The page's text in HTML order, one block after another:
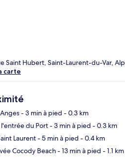
Saint Hubert, Saint-Laurent-du-Var,
carte
- 3 min à pied - 0.3 km
l'entrée du Port- 3 min à pied - 0.3 km
Laurent- 5 min à pied - 0.4 km
Cocody Beach- 13 min à pied - 1.1 km